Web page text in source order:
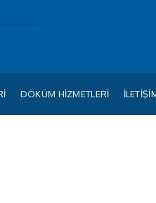
DÖKÜM HİZMETLERİ